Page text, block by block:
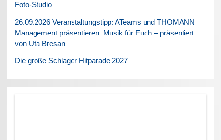
Foto-Studio
26.09.2026 Veranstaltungstipp: ATeams und THOMANN
Management präsentieren. Musik für Euch – präsentiert
von Uta Bresan
Die große Schlager Hitparade 2027